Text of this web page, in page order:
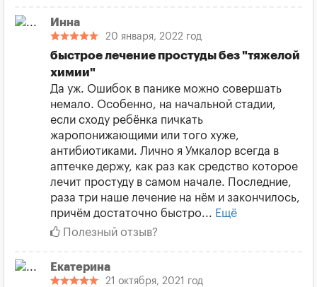
Инна
20 января, 2022 год
быстрое лечение простуды без "тяжелой
химии"
Да уж. Ошибок в панике можно совершать
немало. Особенно, на начальной стадии,
если сходу ребёнка пичкать
жаропонижающими или того хуже,
антибиотиками. Лично я Умкалор всегда в
аптечке держу, как раз как средство которое
лечит простуду в самом начале. Последние,
раза три наше лечение на нём и закончилось,
причём достаточно быстро... Ещё
Полезный отзыв?
Екатерина
21 октября, 2021 год